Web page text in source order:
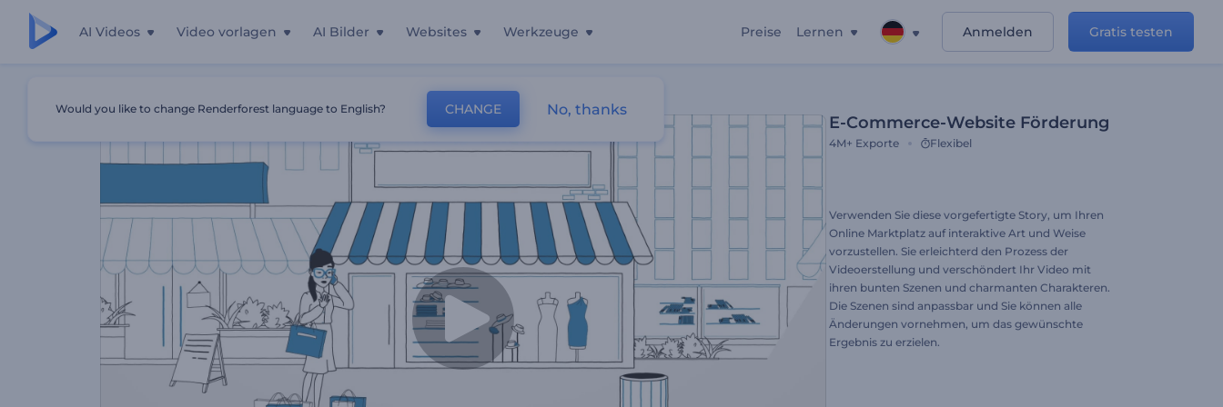
AI Videos Video vorlagen AI Bilder Websites Werkzeuge Preise Lernen Anmelden Gratis testen
E-Commerce-Website Förderung
4M+ Exporte Flexibel
Verwenden Sie diese vorgefertigte Story, um Ihren
Online Marktplatz auf interaktive Art und Weise
vorzustellen. Sie erleichterd den Prozess der
Videoerstellung und verschöndert Ihr Video mit
ihren bunten Szenen und charmanten Charakteren.
Die Szenen sind anpassbar und Sie können alle
Änderungen vornehmen, um das gewünschte
Ergebnis zu erzielen.
Would you like to change Renderforest language to English? CHANGE No, thanks